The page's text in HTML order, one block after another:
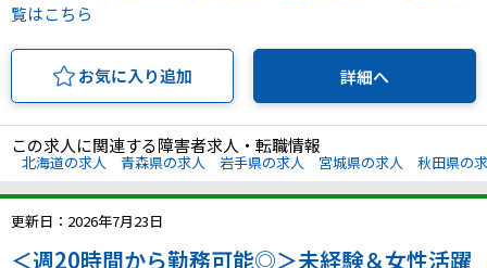
覧はこちら
お気に入り追加 詳細へ
この求人に関連する障害者求人・転職情報
北海道の求人 青森県の求人 岩手県の求人 宮城県の求人 秋田県の
更新日：2026年7月23日
＜週20時間から勤務可能◎＞未経験＆女性活躍